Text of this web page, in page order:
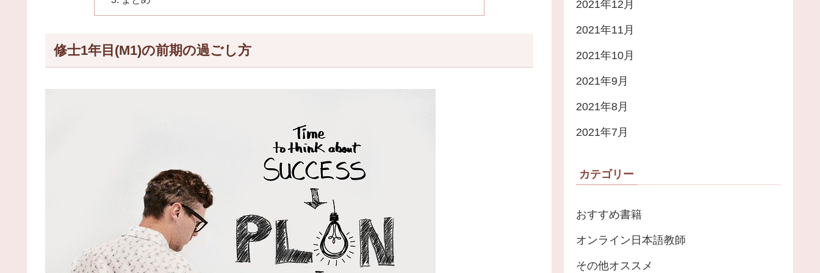
修士1年目(M1)の前期の過ごし方
2021年12月
2021年11月
2021年10月
2021年9月
2021年8月
2021年7月
カテゴリー
おすすめ書籍
オンライン日本語教師
その他オススメ